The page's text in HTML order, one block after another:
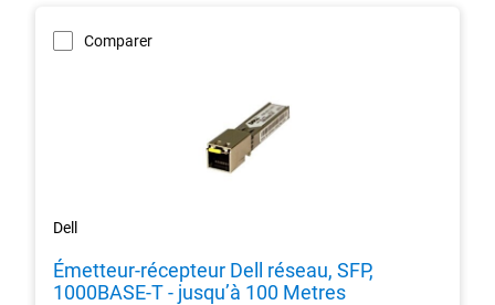
Comparer
Dell
Émetteur-récepteur Dell réseau, SFP,
1000BASE-T - jusqu’à 100 Metres